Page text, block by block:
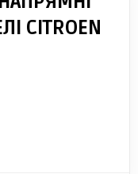
CITROEN